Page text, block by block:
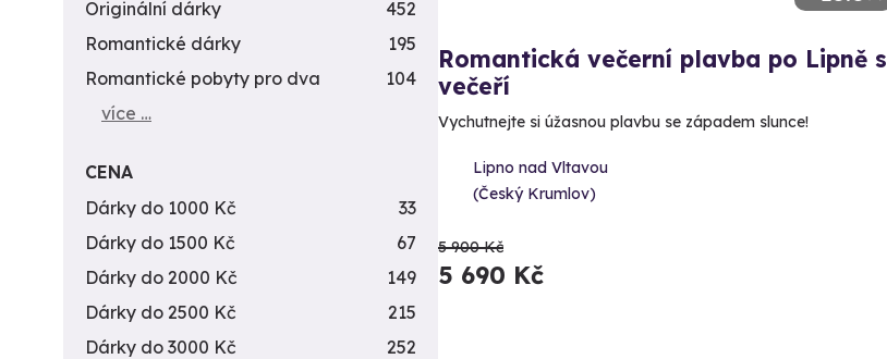
Romantická večerní plavba po Lipně s
večeří
Vychutnejte si úžasnou plavbu se západem slunce!
Lipno nad Vltavou
(Český Krumlov)
5 900 Kč
5 690 Kč
Originální dárky
452
Romantické dárky
195
Romantické pobyty pro dva
104
více …
CENA
Dárky do 1000 Kč
33
Dárky do 1500 Kč
67
Dárky do 2000 Kč
149
Dárky do 2500 Kč
215
Dárky do 3000 Kč
252